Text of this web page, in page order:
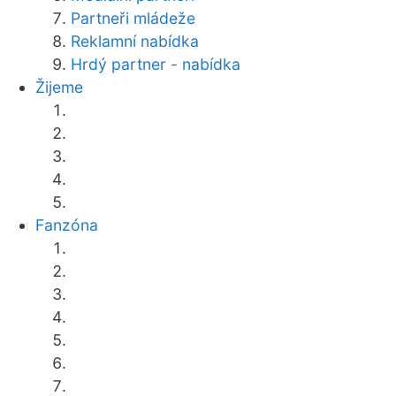
Partneři mládeže
Reklamní nabídka
Hrdý partner - nabídka
Žijeme
Fanzóna